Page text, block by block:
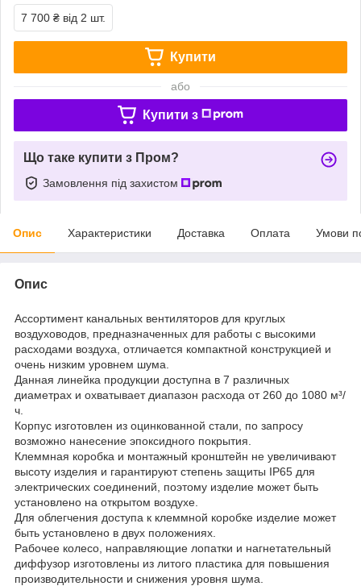
7 700 ₴ від 2 шт.
Купити
або
Купити з
Що таке купити з Пром?
Замовлення під захистом
Опис Характеристики Доставка Оплата Умови
Опис
Ассортимент канальных вентиляторов для круглых
воздуховодов, предназначенных для работы с высокими
расходами воздуха, отличается компактной конструкцией и
очень низким уровнем шума.
Данная линейка продукции доступна в 7 различных
диаметрах и охватывает диапазон расхода от 260 до 1080 м³/
ч.
Корпус изготовлен из оцинкованной стали, по запросу
возможно нанесение эпоксидного покрытия.
Клеммная коробка и монтажный кронштейн не увеличивают
высоту изделия и гарантируют степень защиты IP65 для
электрических соединений, поэтому изделие может быть
установлено на открытом воздухе.
Для облегчения доступа к клеммной коробке изделие может
быть установлено в двух положениях.
Рабочее колесо, направляющие лопатки и нагнетательный
диффузор изготовлены из литого пластика для повышения
производительности и снижения уровня шума.